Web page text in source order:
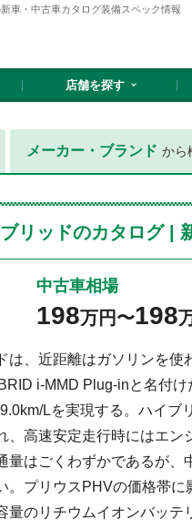
車・中古車カタログ装備スペック情報
店舗を探す
メーカー・ブランド から
リッドのカタログ |
中古車相場
198万円〜198
は、近距離はガソリンを
i-MMD Plug-inと名付
Lを実現する。ハイブ
、高速安定走行時にはエ
量はごくわずかであるが
プリウスPHVの価格帯に
量のリチウムイオンバッ